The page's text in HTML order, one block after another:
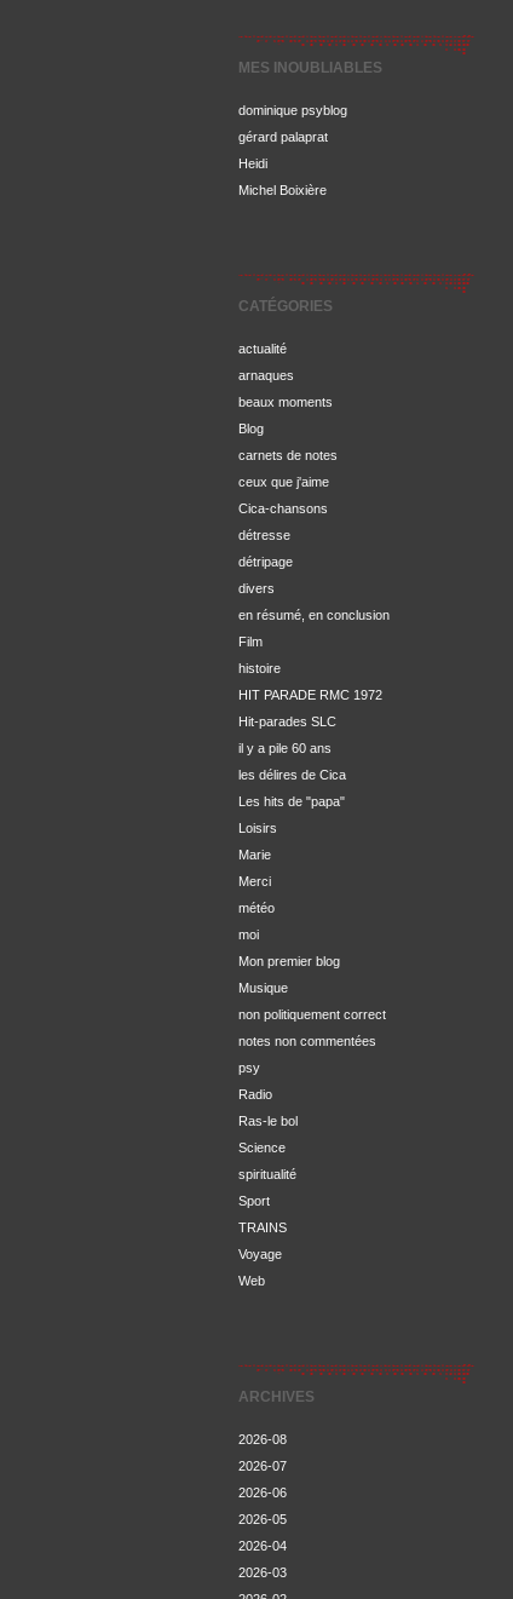
MES INOUBLIABLES
dominique psyblog
gérard palaprat
Heidi
Michel Boixière
CATÉGORIES
actualité
arnaques
beaux moments
Blog
carnets de notes
ceux que j'aime
Cica-chansons
détresse
détripage
divers
en résumé, en conclusion
Film
histoire
HIT PARADE RMC 1972
Hit-parades SLC
il y a pile 60 ans
les délires de Cica
Les hits de "papa"
Loisirs
Marie
Merci
météo
moi
Mon premier blog
Musique
non politiquement correct
notes non commentées
psy
Radio
Ras-le bol
Science
spiritualité
Sport
TRAINS
Voyage
Web
ARCHIVES
2026-08
2026-07
2026-06
2026-05
2026-04
2026-03